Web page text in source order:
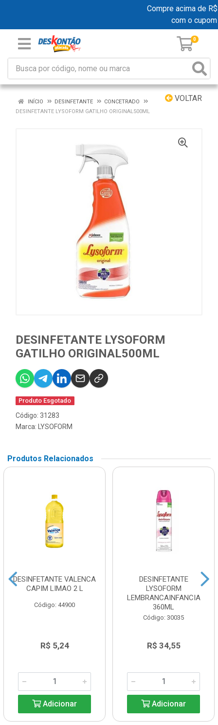
Compre acima de
com o cupom
0
VOLTAR
INÍCIO DESINFETANTE
CONCETRADO
DESINFETANTE LYSOFORM GATILHO ORIGINAL500ML
DESINFETANTE LYSOFORM
GATILHO ORIGINAL500ML
Produto Esgotado
Código: 31283
Marca: LYSOFORM
Produtos Relacionados
DESINFETANTE VALENCA
CAPIM LIMAO 2 L
Código: 44900
R$ 5,24
Adicionar
DESINFETANTE
LYSOFORM
LEMBRANCAINFANCIA
360ML
Código: 30035
R$ 34,55
Adicionar